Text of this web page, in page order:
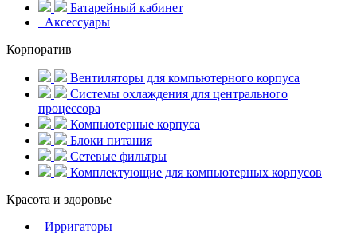
Батарейный кабинет
Аксессуары
Корпоратив
Вентиляторы для компьютерного корпуса
Системы охлаждения для центрального
процессора
Компьютерные корпуса
Блоки питания
Сетевые фильтры
Комплектующие для компьютерных корпусов
Красота и здоровье
Ирригаторы